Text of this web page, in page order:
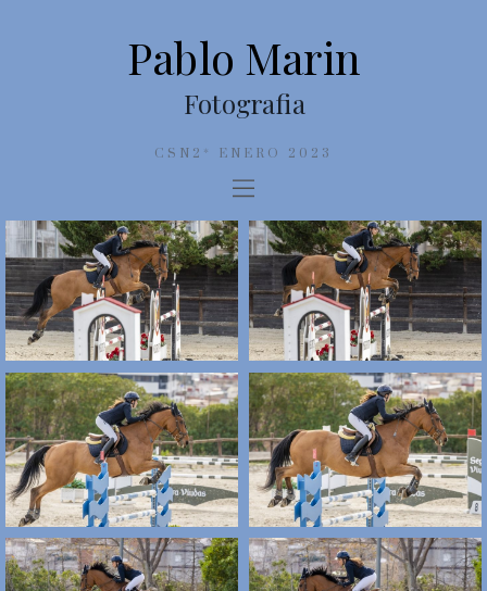
Pablo Marin
Fotografia
CSN2* ENERO 2023